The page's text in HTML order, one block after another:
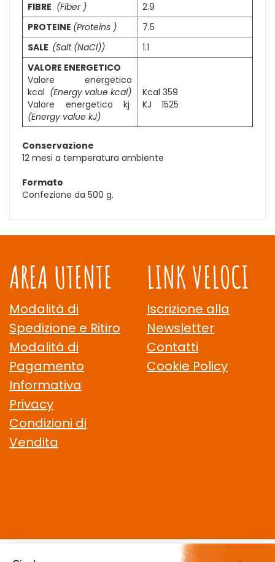
FIBRE (Fiber )
2.9
PROTEINE (Proteins )
7.5
SALE (Salt (NaCl))
1.1
VALORE ENERGETICO
Valore energetico
kcal (Energy value kcal)
Valore energetico kj
(Energy value kJ)
Kcal 359
KJ 1525
Conservazione
12 mesi a temperatura ambiente
Formato
Confezione da 500 g.
AREA UTENTE
Modalità di
Spedizione e Ritiro
Modalità di
Pagamento
Informativa
Privacy
Condizioni di
Vendita
LINK VELOCI
Iscrizione alla
Newsletter
Contatti
Cookie Policy